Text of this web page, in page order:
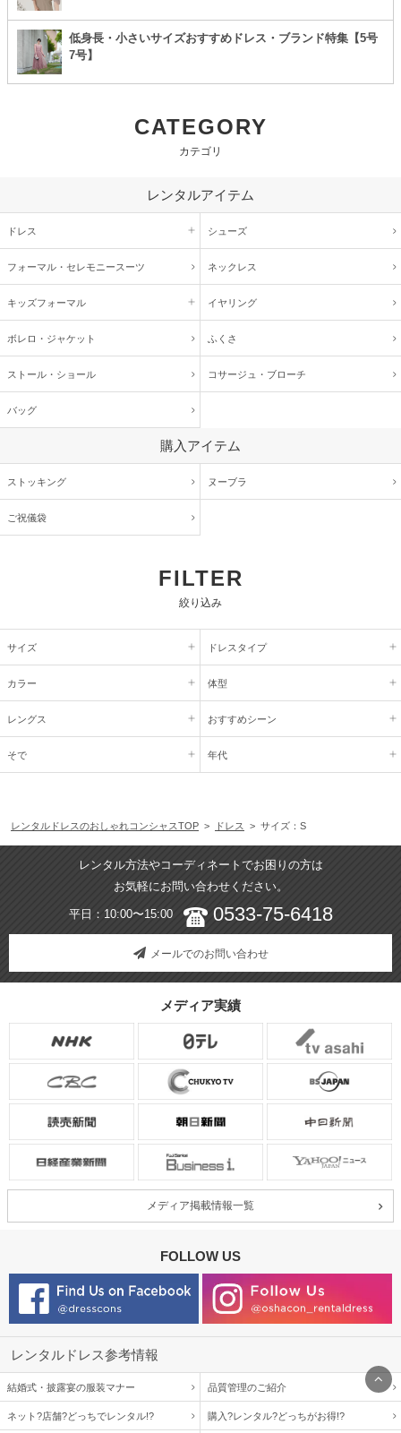
低身長・小さいサイズおすすめドレス・ブランド特集【5号
7号】
CATEGORY
カテゴリ
レンタルアイテム
ドレス シューズ
フォーマル・ セレモニースーツ ネックレス
キッズフォーマル イヤリング
ボレロ・ジャケット ふくさ
ストール・ショール コサージュ・ ブローチ
バッグ
購入アイテム
ストッキング ヌーブラ
ご祝儀袋
FILTER
絞り込み
サイズ ドレスタイプ
カラー 体型
レングス おすすめシーン
そで 年代
レンタルドレスのおしゃれコンシャスTOP > ドレス > サイズ：S
レンタル方法やコーディネートでお困りの方は
お気軽にお問い合わせください。
平日：10:00〜15:00 0533-75-6418
メールでのお問い合わせ
メディア実績
メディア掲載情報一覧
FOLLOW US
レンタルドレス参考情報
結婚式・披露宴の服装マナー 品質管理のご紹介
ネット?店舗?どっちでレンタル!? 購入?レンタル?どっちがお得!?